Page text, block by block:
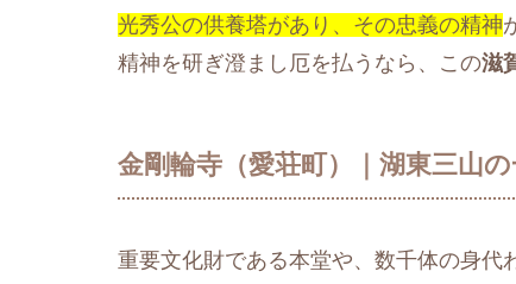
光秀公の供養塔があり、その忠義の精神
精神を研ぎ澄まし厄を払うなら、この滋
金剛輪寺（愛荘町）｜湖東三山
重要文化財である本堂や、数千体の身代